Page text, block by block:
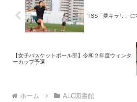
TSS「夢キラリ」
【女子バスケットボール部】令和２年度ウィンタ
ーカップ予選
ホーム ALC図書館